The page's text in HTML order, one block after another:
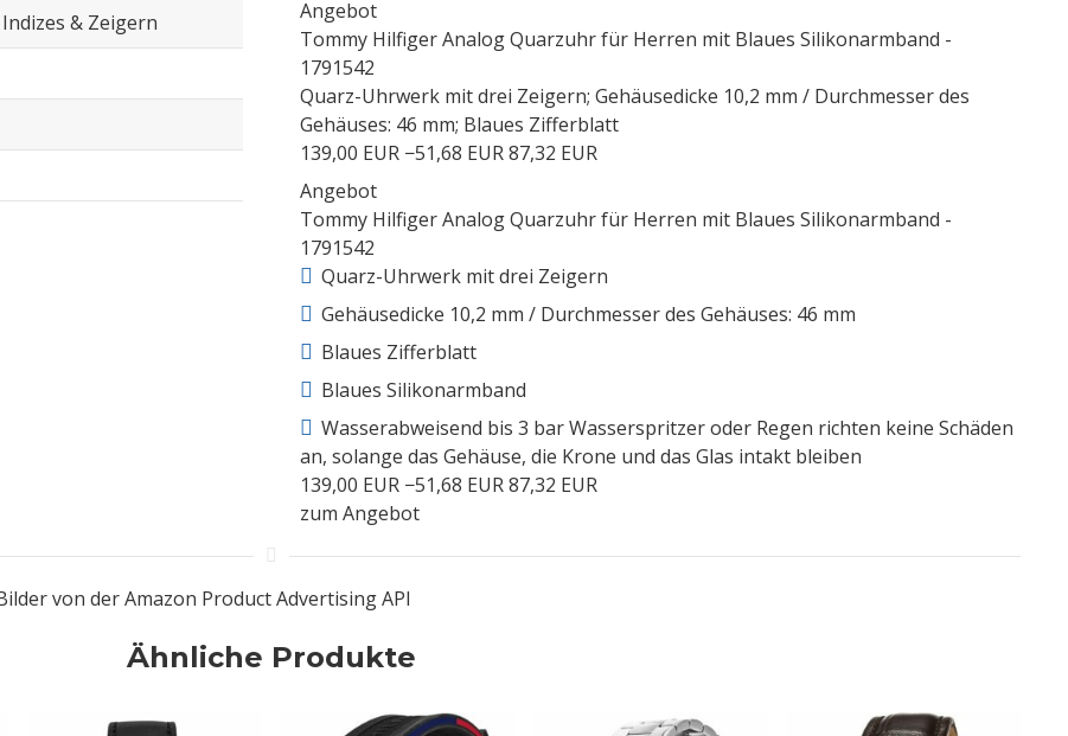
& Zeigern
Angebot
Tommy Hilfiger Analog Quarzuhr für Herren mit Blaues Silikonarmband -
1791542
Quarz-Uhrwerk mit drei Zeigern; Gehäusedicke 10,2 mm / Durchmesser des
Gehäuses: 46 mm; Blaues Zifferblatt
139,00 EUR −51,68 EUR87,32 EUR
Angebot
Tommy Hilfiger Analog Quarzuhr für Herren mit Blaues Silikonarmband -
1791542
Quarz-Uhrwerk mit drei Zeigern
Gehäusedicke 10,2 mm / Durchmesser des Gehäuses: 46 mm
Blaues Zifferblatt
Blaues Silikonarmband
Wasserabweisend bis 3 bar Wasserspritzer oder Regen richten keine Schäden
an, solange das Gehäuse, die Krone und das Glas intakt bleiben
139,00 EUR −51,68 EUR87,32 EUR
zum Angebot
von der Amazon Product Advertising API
Ähnliche Produkte